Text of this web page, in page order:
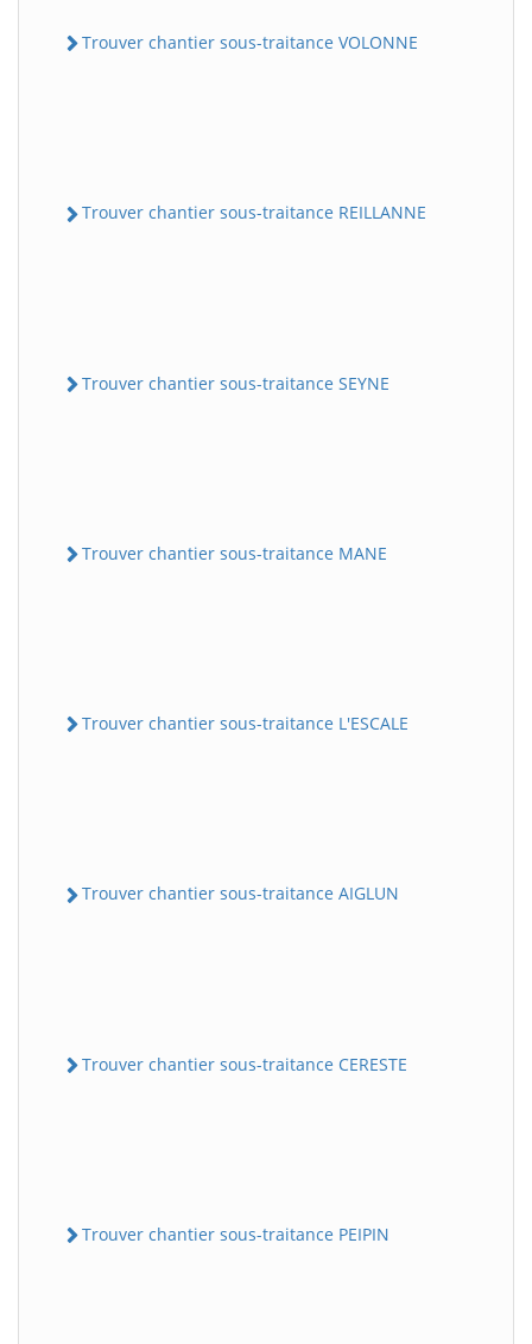
Trouver chantier sous-traitance VOLONNE
Trouver chantier sous-traitance REILLANNE
Trouver chantier sous-traitance SEYNE
Trouver chantier sous-traitance MANE
Trouver chantier sous-traitance L'ESCALE
Trouver chantier sous-traitance AIGLUN
Trouver chantier sous-traitance CERESTE
Trouver chantier sous-traitance PEIPIN